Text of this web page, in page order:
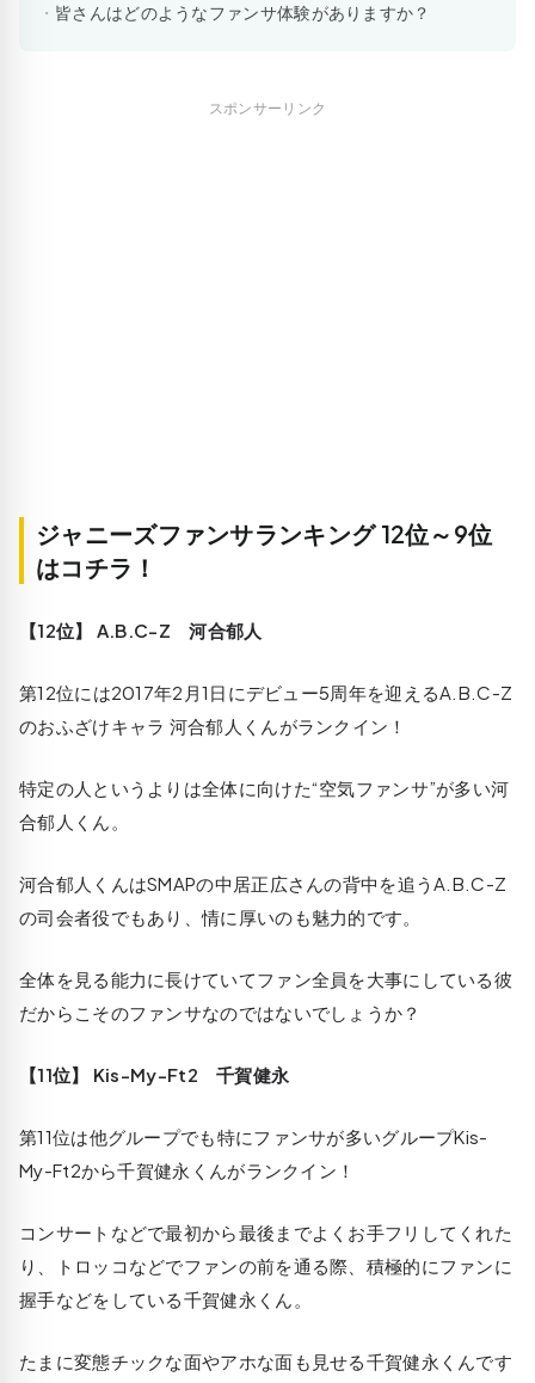
皆さんはどのようなファンサ体験がありますか？
スポンサーリンク
ジャニーズファンサランキング 12位～9位
はコチラ！
【12位】 A.B.C-Z 河合郁人
第12位には2017年2月1日にデビュー5周年を迎えるA.B.C-Z
のおふざけキャラ 河合郁人くんがランクイン！
特定の人というよりは全体に向けた“空気ファンサ”が多い河
合郁人くん。
河合郁人くんはSMAPの中居正広さんの背中を追うA.B.C-Z
の司会者役でもあり、情に厚いのも魅力的です。
全体を見る能力に長けていてファン全員を大事にしている彼
だからこそのファンサなのではないでしょうか？
【11位】 Kis-My-Ft2 千賀健永
第11位は他グループでも特にファンサが多いグループKis-
My-Ft2から千賀健永くんがランクイン！
コンサートなどで最初から最後までよくお手フリしてくれた
り、トロッコなどでファンの前を通る際、積極的にファンに
握手などをしている千賀健永くん。
たまに変態チックな面やアホな面も見せる千賀健永くんです